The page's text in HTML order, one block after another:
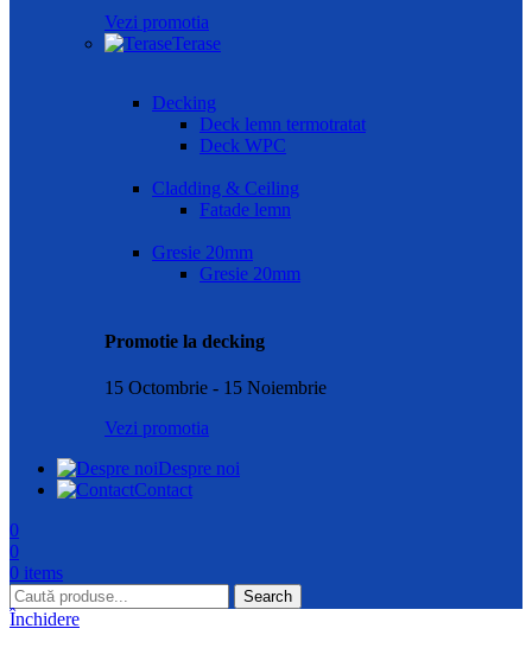
Vezi promotia
Terase
Decking
Deck lemn termotratat
Deck WPC
Cladding & Ceiling
Fatade lemn
Gresie 20mm
Gresie 20mm
Promotie la decking
15 Octombrie - 15 Noiembrie
Vezi promotia
Despre noi
Contact
0
0
0 items
Search
Închidere